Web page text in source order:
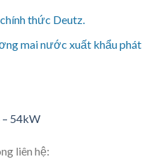
thức Deutz.
mai nước xuất khẩu phát
– 54kW
liên hệ: